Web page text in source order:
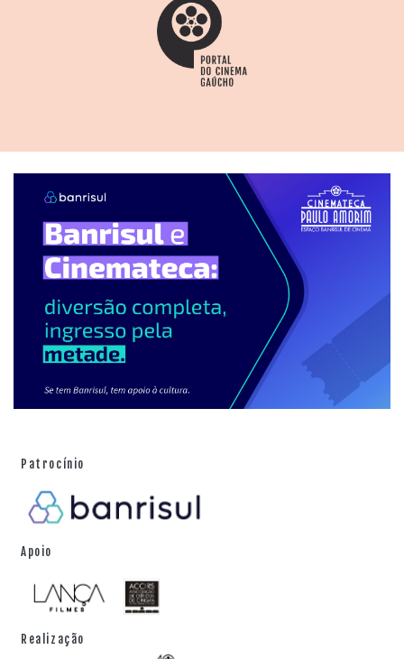
Patrocínio
Apoio
Realização